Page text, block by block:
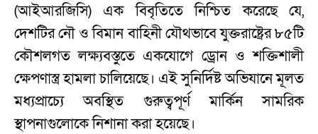
(আইআরজিসি) এক বিবৃতিতে নিশ্চিত করেছে যে,
দেশটির নৌ ও বিমান বাহিনী যৌথভাবে যুক্তরাষ্ট্রের ৮৫টি
কৌশলগত লক্ষ্যবস্তুতে একযোগে ড্রোন ও শক্তিশালী
ক্ষেপণাস্ত্র হামলা চালিয়েছে। এই সুনির্দিষ্ট অভিযানে মূলত
মধ্যপ্রাচ্যে অবস্থিত গুরুত্বপূর্ণ মার্কিন সামরিক
স্থাপনাগুলোকে নিশানা করা হয়েছে।